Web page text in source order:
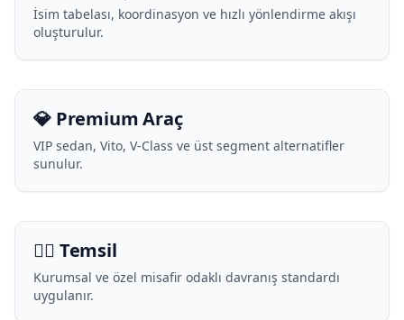
İsim tabelası, koordinasyon ve hızlı yönlendirme akışı
oluşturulur.
💎 Premium Araç
VIP sedan, Vito, V-Class ve üst segment alternatifler
sunulur.
🧑‍✈️ Temsil
Kurumsal ve özel misafir odaklı davranış standardı
uygulanır.